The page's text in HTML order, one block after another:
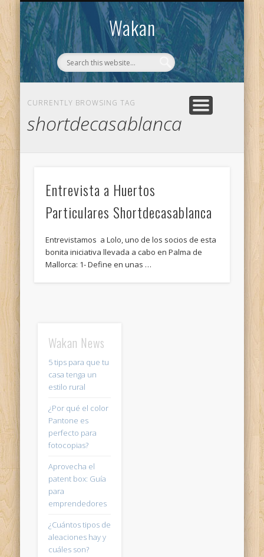
Wakan
WAKAN
CONTACTO
CURRENTLY BROWSING TAG
shortdecasablanca
Entrevista a Huertos
Particulares Shortdecasablanca
Entrevistamos a Lolo, uno de los socios de esta
bonita iniciativa llevada a cabo en Palma de
Mallorca: 1- Define en unas …
Wakan News
5 tips para que tu
casa tenga un
estilo rural
¿Por qué el color
Pantone es
perfecto para
fotocopias?
Aprovecha el
patent box: Guía
para
emprendedores
¿Cuántos tipos de
aleaciones hay y
cuáles son?